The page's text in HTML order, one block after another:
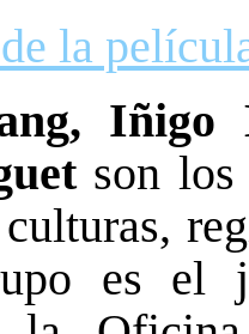
la
son los
es el